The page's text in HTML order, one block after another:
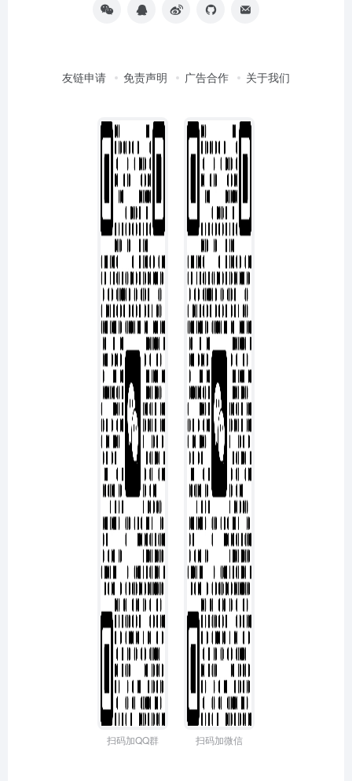
友链申请 免责声明 广告合作 关于我们
扫码加QQ群 扫码加微信